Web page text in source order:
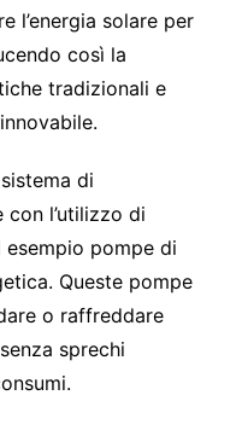
l’energia solare per
così la
tradizionali e
di
con l’utilizzo di
pompe di
Queste pompe
o raffreddare
sprechi